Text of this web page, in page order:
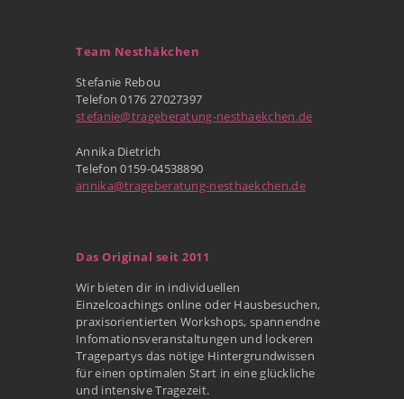
Team Nesthäkchen
Stefanie Rebou
Telefon 0176 27027397
stefanie@trageberatung-nesthaekchen.de
Annika Dietrich
Telefon 0159-04538890
annika@trageberatung-nesthaekchen.de
Das Original seit 2011
Wir bieten dir in individuellen
Einzelcoachings online oder Hausbesuchen,
praxisorientierten Workshops, spannendne
Infomationsveranstaltungen und lockeren
Tragepartys das nötige Hintergrundwissen
für einen optimalen Start in eine glückliche
und intensive Tragezeit.